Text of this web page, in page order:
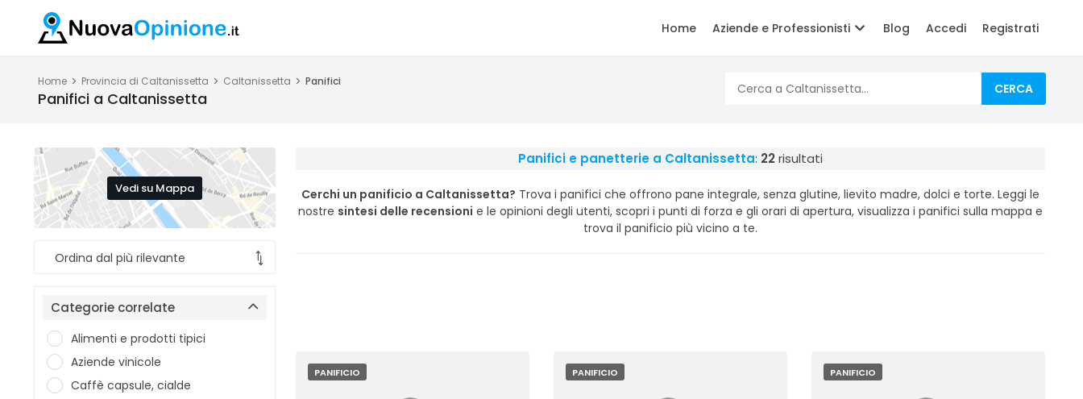
Home Aziende e Professionisti Blog Accedi Registrati
Home Provincia di Caltanissetta Caltanissetta Panifici
Panifici a Caltanissetta
CERCA
Vedi su Mappa
Categorie correlate
Alimenti e prodotti tipici
Aziende vinicole
Caffè capsule, cialde
Panifici e panetterie a Caltanissetta: 22risultati
Cerchi un panificio a Caltanissetta? Trova i panifici che offrono pane integrale, senza glutine, lievito madre, dolci e torte. Leggi le
nostre sintesi delle recensioni e le opinioni degli utenti, scopri i punti di forza e gli orari di apertura, visualizza i panifici sulla mappa e
trova il panificio più vicino a te.
PANIFICIO PANIFICIO PANIFICIO